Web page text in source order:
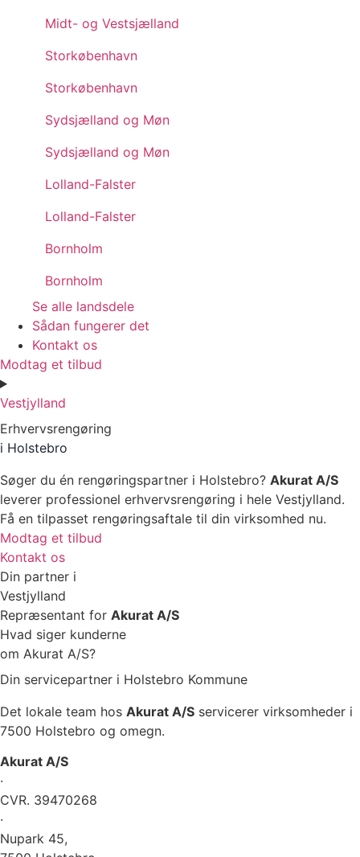
Midt- og Vestsjælland
Storkøbenhavn
Storkøbenhavn
Sydsjælland og Møn
Sydsjælland og Møn
Lolland-Falster
Lolland-Falster
Bornholm
Bornholm
Se alle landsdele
Sådan fungerer det
Kontakt os
Modtag et tilbud
Vestjylland
Erhvervsrengøring
i Holstebro
Søger du én rengøringspartner i Holstebro? Akurat A/S
leverer professionel erhvervsrengøring i hele Vestjylland.
Få en tilpasset rengøringsaftale til din virksomhed nu.
Modtag et tilbud
Kontakt os
Din partner i
Vestjylland
Repræsentant for Akurat A/S
Hvad siger kunderne
om Akurat A/S?
Din servicepartner i Holstebro Kommune
Det lokale team hos Akurat A/S servicerer virksomheder i
7500 Holstebro og omegn.
Akurat A/S
·
CVR. 39470268
·
Nupark 45,